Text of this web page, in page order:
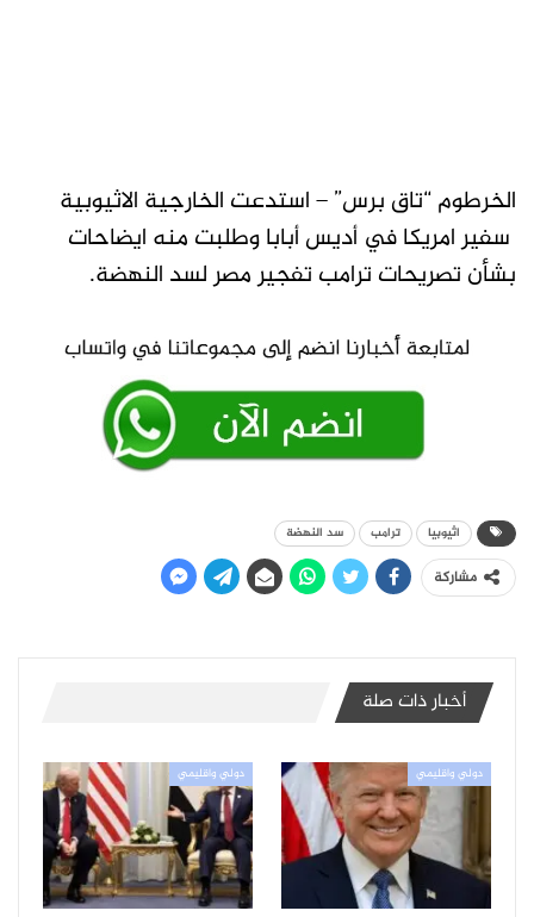
الخرطوم “تاق برس” – استدعت الخارجية الاثيوبية
سفير امريكا في أديس أبابا وطلبت منه ايضاحات
بشأن تصريحات ترامب تفجير مصر لسد النهضة.
اثيوبيا ترامب سد النهضة
مشاركة
أخبار ذات صلة
دولي واقليمي دولي واقليمي